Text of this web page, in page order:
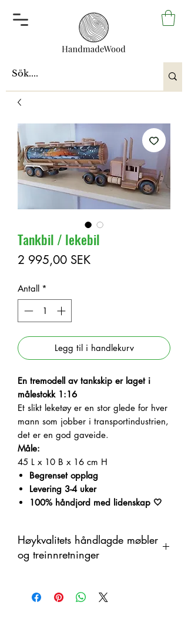
Tankbil / lekebil
2 995,00 SEKPris
Antall *
Legg til i handlekurv
En tremodell av tankskip er laget i
målestokk 1:16
Et slikt leketøy er en stor glede for hver
mann som jobber i transportindustrien,
det er en god gaveide.
Måle:
45 L x 10 B x 16 cm H
Begrenset opplag
Levering 3-4 uker
100% håndjord med lidenskap 🤍
Høykvalitets håndlagde møbler
og treinnretninger
et organisk materiale med
fargeendringer. Derfor kan det være